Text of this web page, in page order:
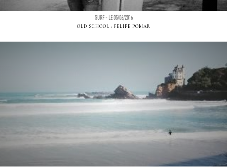
SURF - LE 05/06/2016
OLD SCHOOL : FELIPE POMAR